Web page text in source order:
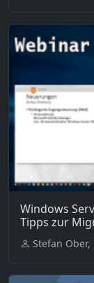
Windows
Tipps zur
Stefan Ober,